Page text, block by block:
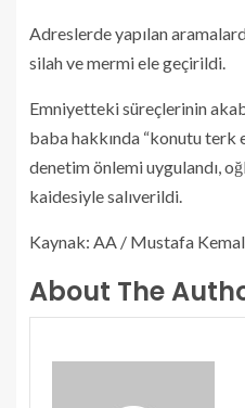
Adreslerde yapılan
silah ve mermi ele geçirildi.
Emniyetteki süreçlerinin
baba hakkında “konutu terk
denetim önlemi uygulandı,
kaidesiyle salıverildi.
Kaynak: AA / Mustafa
About The